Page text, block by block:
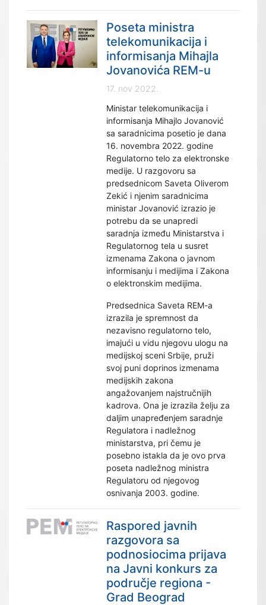
Poseta ministra
telekomunikacija i
informisanja Mihajla
Jovanovića REM-u
17. nov 2022.
Ministar telekomunikacija i
informisanja Mihajlo Jovanović
sa saradnicima posetio je dana
16. novembra 2022. godine
Regulatorno telo za elektronske
medije. U razgovoru sa
predsednicom Saveta Oliverom
Zekić i njenim saradnicima
ministar Jovanović izrazio je
potrebu da se unapredi
saradnja između Ministarstva i
Regulatornog tela u susret
izmenama Zakona o javnom
informisanju i medijima i Zakona
o elektronskim medijima.
Predsednica Saveta REM-a
izrazila je spremnost da
nezavisno regulatorno telo,
imajući u vidu njegovu ulogu na
medijskoj sceni Srbije, pruži
svoj puni doprinos izmenama
medijskih zakona
angažovanjem najstručnijih
kadrova. Ona je izrazila želju za
daljim unapređenjem saradnje
Regulatora i nadležnog
ministarstva, pri čemu je
posebno istakla da je ovo prva
poseta nadležnog ministra
Regulatoru od njegovog
osnivanja 2003. godine.
Raspored javnih
razgovora sa
podnosiocima prijava
na Javni konkurs za
područje regiona -
Grad Beograd